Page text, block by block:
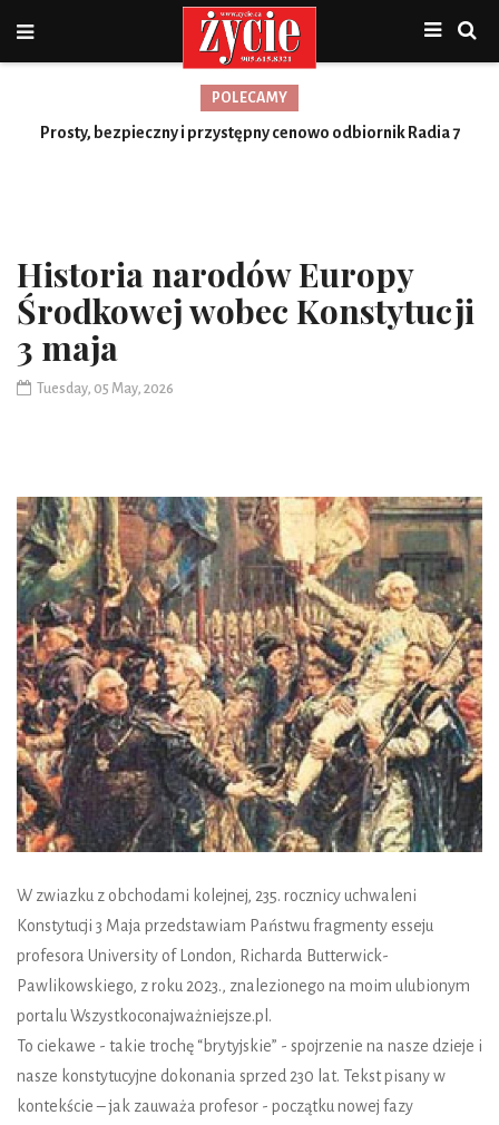
POLECAMY
Prosty, bezpieczny i przystępny cenowo odbiornik Radia 7
Nowa jakość, więcej możliwości
Historia narodów Europy
Środkowej wobec Konstytucji
3 maja
Tuesday, 05 May, 2026
W zwiazku z obchodami kolejnej, 235. rocznicy uchwaleni
Konstytucji 3 Maja przedstawiam Państwu fragmenty esseju
profesora University of London, Richarda Butterwick-
Pawlikowskiego, z roku 2023., znalezionego na moim ulubionym
portalu Wszystkoconajważniejsze.pl.
To ciekawe - takie trochę “brytyjskie” - spojrzenie na nasze dzieje i
nasze konstytucyjne dokonania sprzed 230 lat. Tekst pisany w
kontekście – jak zauważa profesor - początku nowej fazy